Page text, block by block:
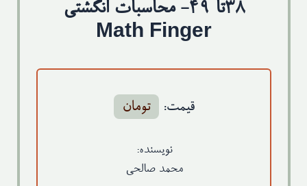
38تا 49- محاسبات انگشتی
Math Finger
قیمت: تومان
نویسنده:
محمد صالحی